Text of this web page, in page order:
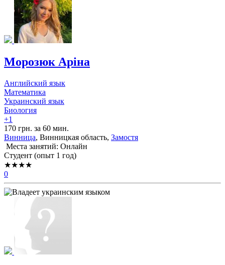
Морозюк Аріна
Английский язык
Математика
Украинский язык
Биология
+1
170 грн. за 60 мин.
Винница, Винницкая область, Замостя
Места занятий: Онлайн
Cтудент (опыт 1 год)
★★★★
0